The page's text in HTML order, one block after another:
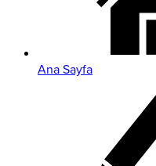
Ana Sayfa